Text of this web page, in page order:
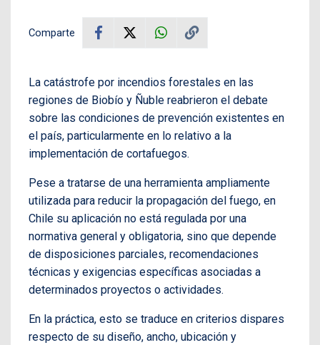
Comparte
La catástrofe por incendios forestales en las
regiones de Biobío y Ñuble reabrieron el debate
sobre las condiciones de prevención existentes en
el país, particularmente en lo relativo a la
implementación de cortafuegos.
Pese a tratarse de una herramienta ampliamente
utilizada para reducir la propagación del fuego, en
Chile su aplicación no está regulada por una
normativa general y obligatoria, sino que depende
de disposiciones parciales, recomendaciones
técnicas y exigencias específicas asociadas a
determinados proyectos o actividades.
En la práctica, esto se traduce en criterios dispares
respecto de su diseño, ancho, ubicación y